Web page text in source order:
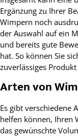
Ergänzung zu Ihrer
Wimpern noch
der Auswahl auf ein
und bereits gute
hat. So können Sie
zuverlässiges
Arten von
Es gibt verschiedene
helfen können, Ihren
das gewünschte